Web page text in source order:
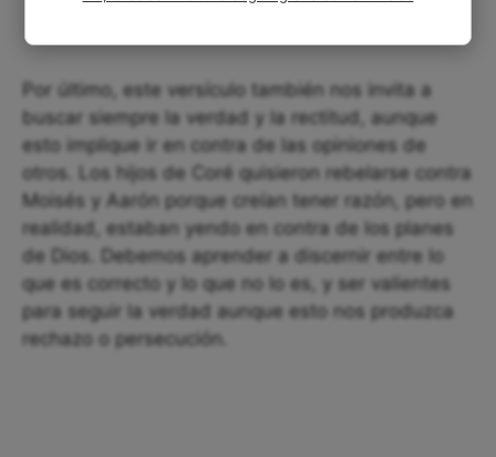
Por último, este versículo también nos invita a
buscar siempre la verdad y la rectitud, aunque
esto implique ir en contra de las opiniones de
otros. Los hijos de Coré quisieron rebelarse contra
Moisés y Aarón porque creían tener razón, pero en
realidad, estaban yendo en contra de los planes
de Dios. Debemos aprender a discernir entre lo
que es correcto y lo que no lo es, y ser valientes
para seguir la verdad aunque esto nos produzca
rechazo o persecución.